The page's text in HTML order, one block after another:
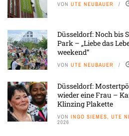
VON UTE NEUBAUER
Düsseldorf: Noch bis
Park – „Liebe das
weekend“
VON UTE NEUBAUER
Düsseldorf:
wieder eine Frau –
Klinzing Plakette
VON INGO SIEMES, UTE
2026